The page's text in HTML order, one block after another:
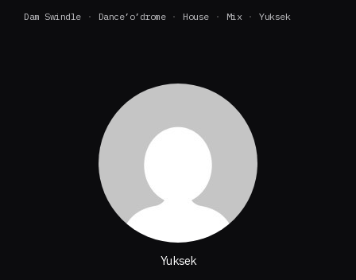
Dam Swindle Dance’o’drome House Mix Yuksek
Yuksek